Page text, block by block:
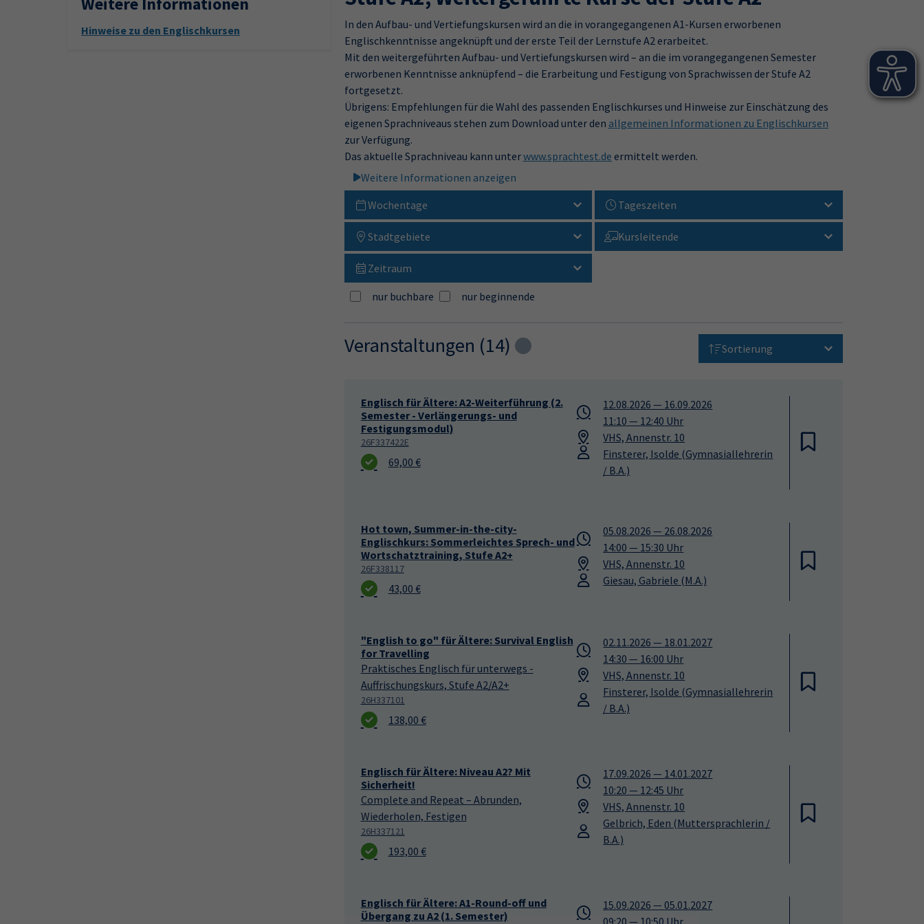
Hinweise zu den Englischkursen
In den Aufbau- und Vertiefungskursen wird an die in vorangegangenen A1-Kursen erworbenen
Englischkenntnisse angeknüpft und der erste Teil der Lernstufe A2 erarbeitet.
Mit den weitergeführten Aufbau- und Vertiefungskursen wird – an die im vorangegangenen Semester
erworbenen Kenntnisse anknüpfend – die Erarbeitung und Festigung von Sprachwissen der Stufe A2
fortgesetzt.
Übrigens: Empfehlungen für die Wahl des passenden Englischkurses und Hinweise zur Einschätzung des
eigenen Sprachniveaus stehen zum Download unter den allgemeinen Informationen zu Englischkursen
zur Verfügung.
Das aktuelle Sprachniveau kann unterwww.sprachtest.de ermittelt werden.
Weitere Informationen anzeigen
Wochentage
Tageszeiten
Stadtgebiete Kursleitende
Zeitraum
nur buchbare nur beginnende
Veranstaltungen (14) Loading... Sortierung
Englisch für Ältere: A2-Weiterführung (2.
Semester - Verlängerungs- und
Festigungsmodul)
26F337422E
69,00 €
12.08.2026 — 16.09.2026
11:10 — 12:40 Uhr
VHS, Annenstr. 10
Finsterer, Isolde (Gymnasiallehrerin
/ B.A.)
Hot town, Summer-in-the-city-
Englischkurs: Sommerleichtes Sprech- und
Wortschatztraining, Stufe A2+
26F338117
43,00 €
05.08.2026 — 26.08.2026
14:00 — 15:30 Uhr
VHS, Annenstr. 10
Giesau, Gabriele (M.A.)
"English to go" für Ältere: Survival English
for Travelling
Praktisches Englisch für unterwegs -
Auffrischungskurs, Stufe A2/A2+
26H337101
138,00 €
02.11.2026 — 18.01.2027
14:30 — 16:00 Uhr
VHS, Annenstr. 10
Finsterer, Isolde (Gymnasiallehrerin
/ B.A.)
Englisch für Ältere: Niveau A2? Mit
Sicherheit!
Complete and Repeat – Abrunden,
Wiederholen, Festigen
26H337121
193,00 €
17.09.2026 — 14.01.2027
10:20 — 12:45 Uhr
VHS, Annenstr. 10
Gelbrich, Eden (Muttersprachlerin /
B.A.)
Englisch für Ältere: A1-Round-off und
Übergang zu A2 (1. Semester)
15.09.2026 —05.01.2027
09:20 — 10:50 Uhr